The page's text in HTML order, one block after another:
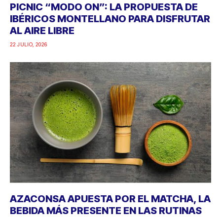
PICNIC “MODO ON”: LA PROPUESTA DE
IBÉRICOS MONTELLANO PARA DISFRUTAR
AL AIRE LIBRE
22 JULIO, 2026
AZACONSA APUESTA POR EL MATCHA, LA
BEBIDA MÁS PRESENTE EN LAS RUTINAS